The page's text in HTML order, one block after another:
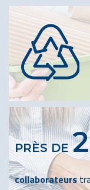
PRÈS DE
collaborateurs